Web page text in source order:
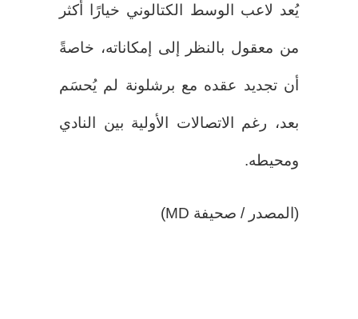
يُعد لاعب الوسط الكتالوني خيارًا أكثر
من معقول بالنظر إلى إمكاناته، خاصةً
أن تجديد عقده مع برشلونة لم يُحسَم
بعد، رغم الاتصالات الأولية بين النادي
ومحيطه.
(المصدر / صحيفة MD)